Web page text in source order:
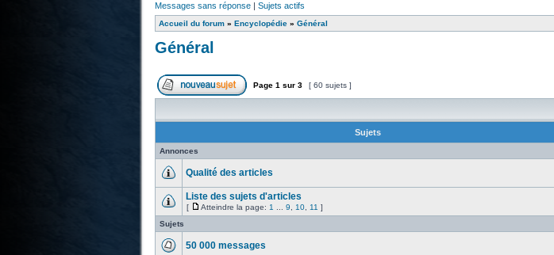
Messages sans réponse| Sujets actifs
Accueil du forum» Encyclopédie» Général
Général
Page 1 sur 3 [ 60 sujets ]
Sujets
Annonces
Qualité des articles
Liste des sujets d'articles
[ Atteindre la page: 1 9 10, 11 ]
Sujets
50 000 messages